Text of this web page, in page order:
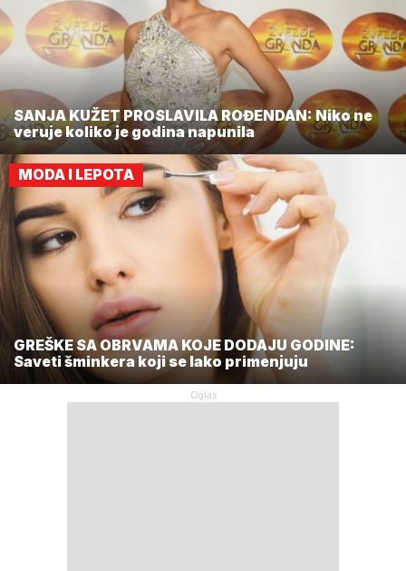
SANJA KUŽET PROSLAVILA ROĐENDAN: Niko ne
veruje koliko je godina napunila
MODA I LEPOTA
GREŠKE SA OBRVAMA KOJE DODAJU GODINE:
Saveti šminkera koji se lako primenjuju